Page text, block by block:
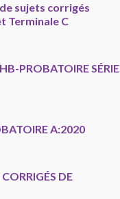
sujets corrigés
Terminale C
PROBATOIRE SÉRIE
A:2020
DE